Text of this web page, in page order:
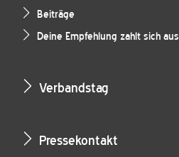
Beiträge
Deine Empfehlung zahlt sich aus
Verbandstag
Pressekontakt